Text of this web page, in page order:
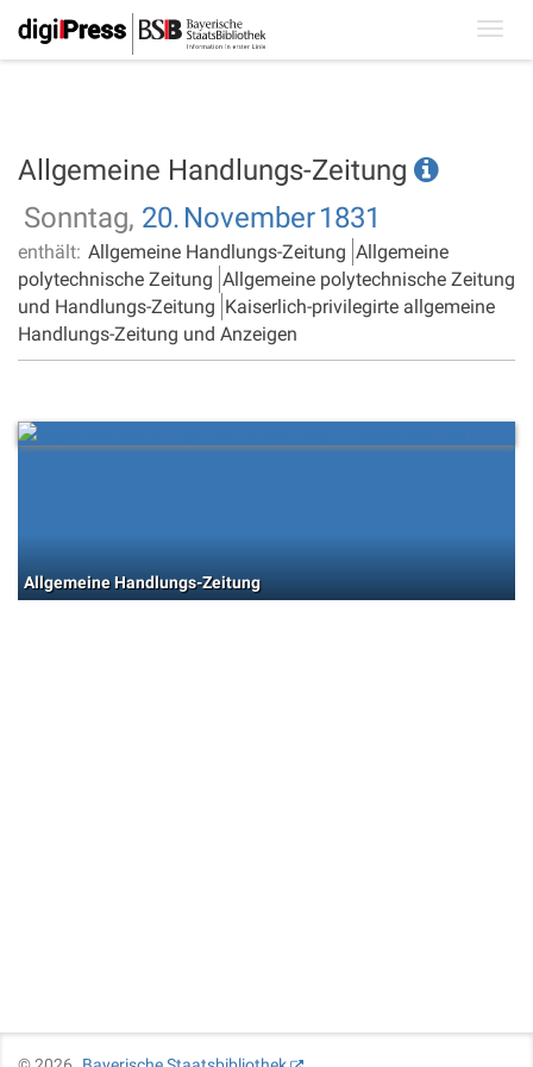
Allgemeine Handlungs-Zeitung
Sonntag, 20. November1831
enthält: Allgemeine Handlungs-Zeitung Allgemeine
polytechnische Zeitung Allgemeine polytechnische Zeitung
und Handlungs-Zeitung Kaiserlich-privilegirte allgemeine
Handlungs-Zeitung und Anzeigen
Allgemeine Handlungs-Zeitung